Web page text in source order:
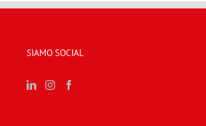
SIAMO SOCIAL